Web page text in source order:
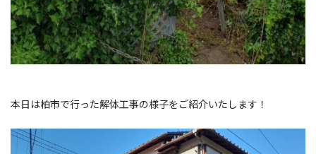
本日は柏市で行った解体工事の様子をご紹介いたします！